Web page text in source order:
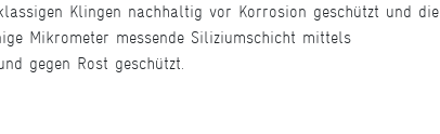
Klingen nachhaltig vor Korrosion geschützt und die
Mikrometer messende Siliziumschicht mittels
gegen Rost geschützt.